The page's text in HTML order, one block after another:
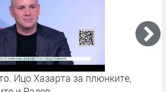
Ицо Хазарта за плюнките,